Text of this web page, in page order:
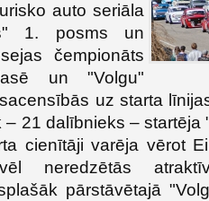
auto seriāla
1. posms un
čempionāts
un "Volgu"
uz starta
– 21 dalībnieks – startēja
cienītāji varēja vērot
neredzētās
pārstāvētajā